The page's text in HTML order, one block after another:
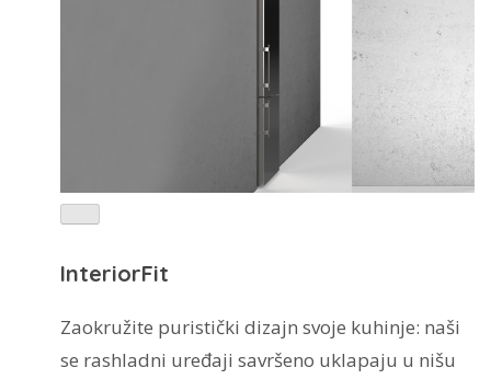
InteriorFit
Zaokružite puristički dizajn svoje kuhinje: naši
se rashladni uređaji savršeno uklapaju u nišu